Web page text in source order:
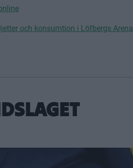
och konsumtion i Löfbergs Arena